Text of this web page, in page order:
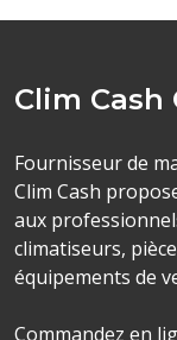
Clim Cash
Fournisseur de
Clim Cash
aux
climatiseurs,
équipements de
Commandez en